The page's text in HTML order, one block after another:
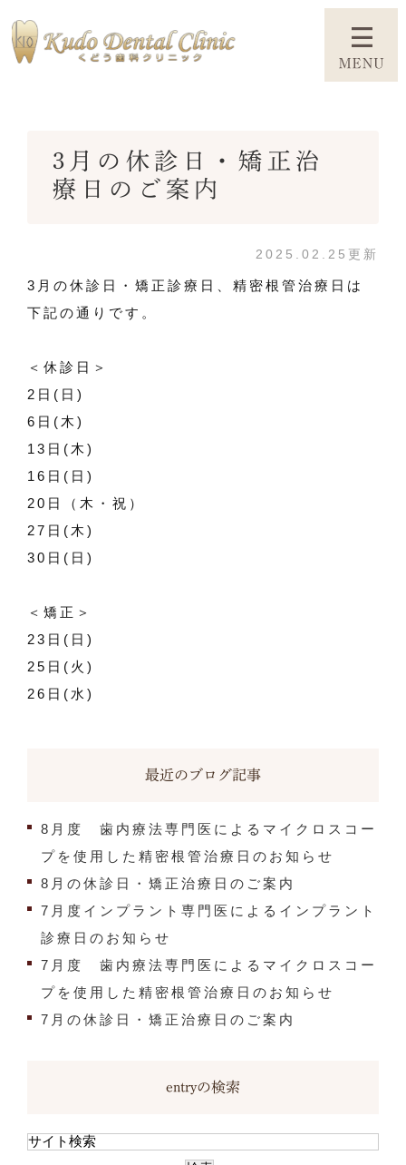
3月の休診日・矯正治
療日のご案内
2025.02.25更新
3月の休診日・矯正診療日、精密根管治療日は
下記の通りです。
＜休診日＞
2日(日)
6日(木)
13日(木)
16日(日)
20日（木・祝）
27日(木)
30日(日)
＜矯正＞
23日(日)
25日(火)
26日(水)
最近のブログ記事
8月度 歯内療法専門医によるマイクロスコー
プを使用した精密根管治療日のお知らせ
8月の休診日・矯正治療日のご案内
7月度インプラント専門医によるインプラント
診療日のお知らせ
7月度 歯内療法専門医によるマイクロスコー
プを使用した精密根管治療日のお知らせ
7月の休診日・矯正治療日のご案内
entryの検索